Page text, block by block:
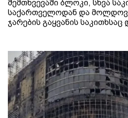
შემთხვევაში ბლოკი, სხვა
საქართველოდან და
ჯარების გაყვანის საკითხსაც